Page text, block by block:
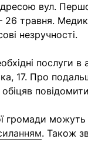
вул.
травня.
незручності.
послуги
17. Про
можуть
. Також